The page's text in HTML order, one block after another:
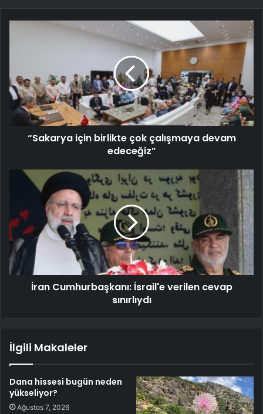
“Sakarya için birlikte çok çalışmaya devam
edeceğiz”
İran Cumhurbaşkanı: İsrail'e verilen cevap
sınırlıydı
İlgili Makaleler
Dana hissesi bugün neden
yükseliyor?
Ağustos 7, 2026